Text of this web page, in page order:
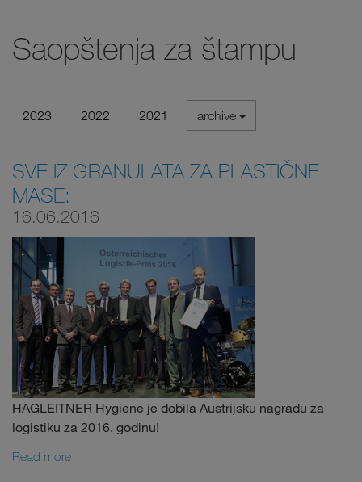
Saopštenja za štampu
2023 2022 2021 archive
SVE IZ GRANULATA ZA PLASTIČNE
MASE:
16.06.2016
HAGLEITNER Hygiene je dobila Austrijsku nagradu za
logistiku za 2016. godinu!
Read more